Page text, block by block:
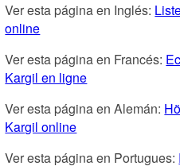
Ver esta página en Inglés:
online
Ver esta página en Francés:
Kargil en ligne
Ver esta página en Alemán:
Kargil online
Ver esta página en Portugues: